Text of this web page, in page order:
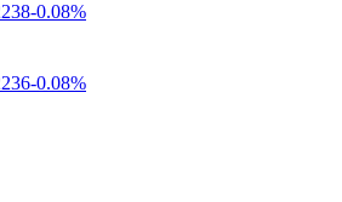
-0.08%
-0.08%